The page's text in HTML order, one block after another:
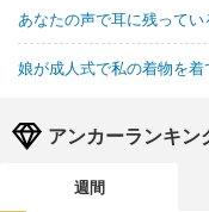
あなたの声で耳に残って
娘が成人式で私の着物を
アンカーランキン
週間